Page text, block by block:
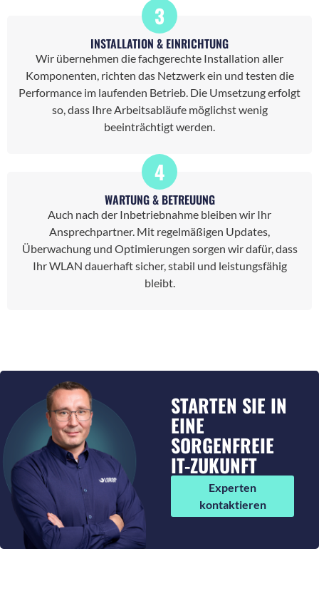
3
INSTALLATION & EINRICHTUNG
Wir übernehmen die fachgerechte Installation aller
Komponenten, richten das Netzwerk ein und testen die
Performance im laufenden Betrieb. Die Umsetzung erfolgt
so, dass Ihre Arbeitsabläufe möglichst wenig
beeinträchtigt werden.
4
WARTUNG & BETREUUNG
Auch nach der Inbetriebnahme bleiben wir Ihr
Ansprechpartner. Mit regelmäßigen Updates,
Überwachung und Optimierungen sorgen wir dafür, dass
Ihr WLAN dauerhaft sicher, stabil und leistungsfähig
bleibt.
STARTEN SIE IN
EINE
SORGENFREIE
IT-ZUKUNFT
Experten
kontaktieren